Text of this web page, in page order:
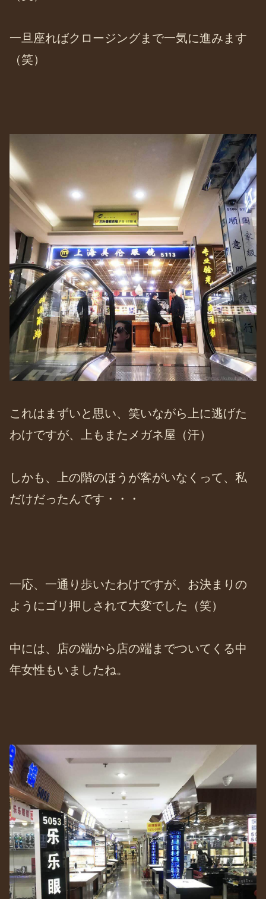
一旦座ればクロージングまで一気に進みます
（笑）
これはまずいと思い、笑いながら上に逃げた
わけですが、上もまたメガネ屋（汗）
しかも、上の階のほうが客がいなくって、私
だけだったんです・・・
一応、一通り歩いたわけですが、お決まりの
ようにゴリ押しされて大変でした（笑）
中には、店の端から店の端までついてくる中
年女性もいましたね。